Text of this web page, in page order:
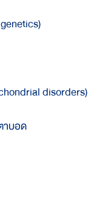
disorders)
บอด